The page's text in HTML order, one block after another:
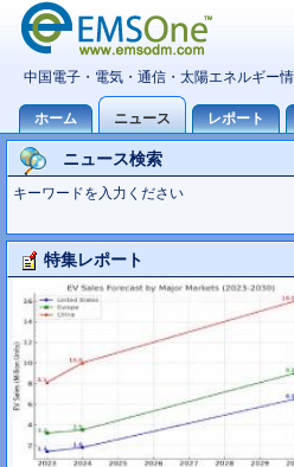
ニュース検索
キーワードを入力ください
特集レポート
大型TV市場10世代主導の可能性